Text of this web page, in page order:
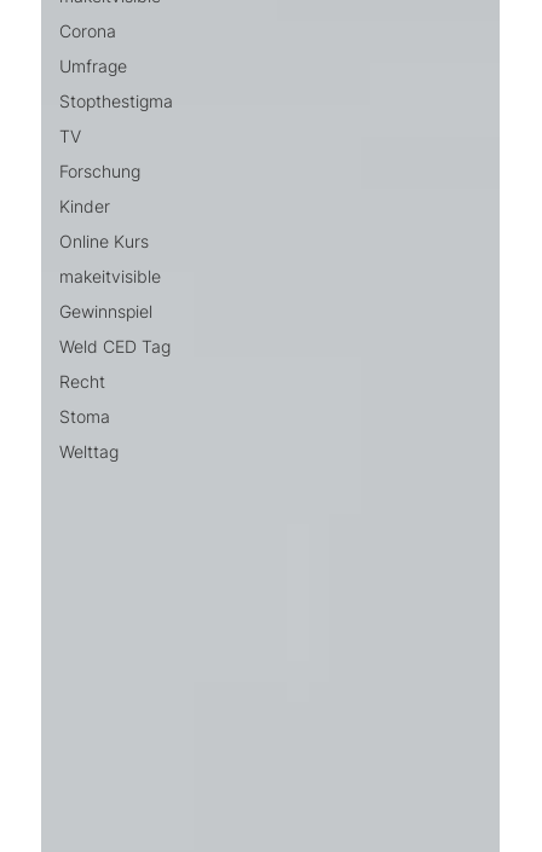
Corona
Umfrage
Stopthestigma
TV
Forschung
Kinder
Online Kurs
makeitvisible
Gewinnspiel
Weld CED Tag
Recht
Stoma
Welttag